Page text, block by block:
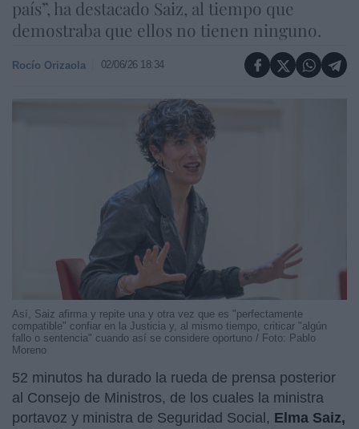
país”, ha destacado Saiz, al tiempo que
demostraba que ellos no tienen ninguno.
Rocío Orizaola 02/06/26 18:34
Así, Saiz afirma y repite una y otra vez que es "perfectamente
compatible" confiar en la Justicia y, al mismo tiempo, criticar "algún
fallo o sentencia" cuando así se considere oportuno / Foto: Pablo
Moreno
52 minutos ha durado la rueda de prensa posterior
al Consejo de Ministros, de los cuales la ministra
portavoz y ministra de Seguridad Social, Elma Saiz,